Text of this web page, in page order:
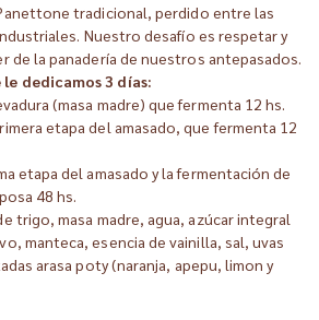
tradicional, perdido entre las
Nuestro desafío es respetar y
de la panadería de nuestros antepasados.
dedicamos 3 días:
(masa madre) que fermenta 12 hs.
etapa del amasado, que fermenta 12
etapa del amasado y la fermentación de
48 hs.
trigo, masa madre, agua, azúcar integral
manteca, esencia de vainilla, sal, uvas
arasa poty (naranja, apepu, limon y